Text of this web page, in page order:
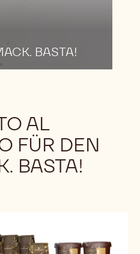
BASTA!
AL
FÜR DEN
BASTA!